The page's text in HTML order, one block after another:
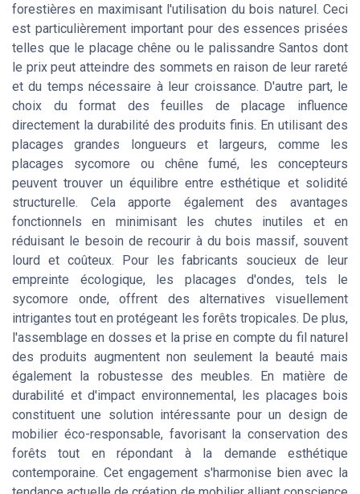
forestières en maximisant l'utilisation du bois naturel. Ceci
est particulièrement important pour des essences prisées
telles que le placage chêne ou le palissandre Santos dont
le prix peut atteindre des sommets en raison de leur rareté
et du temps nécessaire à leur croissance. D'autre part, le
choix du format des feuilles de placage influence
directement la durabilité des produits finis. En utilisant des
placages grandes longueurs et largeurs, comme les
placages sycomore ou chêne fumé, les concepteurs
peuvent trouver un équilibre entre esthétique et solidité
structurelle. Cela apporte également des avantages
fonctionnels en minimisant les chutes inutiles et en
réduisant le besoin de recourir à du bois massif, souvent
lourd et coûteux. Pour les fabricants soucieux de leur
empreinte écologique, les placages d'ondes, tels le
sycomore onde, offrent des alternatives visuellement
intrigantes tout en protégeant les forêts tropicales. De plus,
l'assemblage en dosses et la prise en compte du fil naturel
des produits augmentent non seulement la beauté mais
également la robustesse des meubles. En matière de
durabilité et d'impact environnemental, les placages bois
constituent une solution intéressante pour un design de
mobilier éco-responsable, favorisant la conservation des
forêts tout en répondant à la demande esthétique
contemporaine. Cet engagement s'harmonise bien avec la